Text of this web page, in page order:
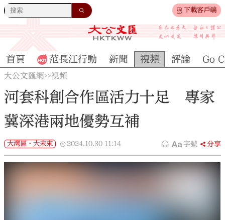
下載客戶端
首頁 范長江行動 新聞 視頻 評論 Go
大公文匯網>>視頻
河套科創合作區活力十足 專家
冀深港兩地優勢互補
大灣區·大未來 2024.10.30 11:14 字號 分享